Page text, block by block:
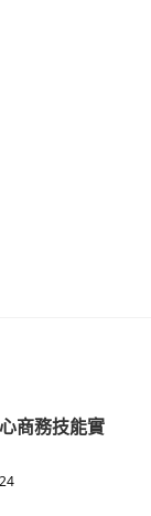
商務技能實